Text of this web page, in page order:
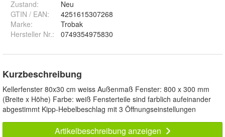
Zustand:
Neu
GTIN / EAN:
4251615307268
Marke:
Trobak
Hersteller Nr.:
0749354975830
Kurzbeschreibung
Kellerfenster 80x30 cm weiss Außenmaß Fenster: 800 x 300 mm
(Breite x Höhe) Farbe: weiß Fensterteile sind farblich aufeinander
abgestimmt Kipp-Hebelbeschlag mit 3 Öffnungseinstellungen
Artikelbeschreibung anzeigen